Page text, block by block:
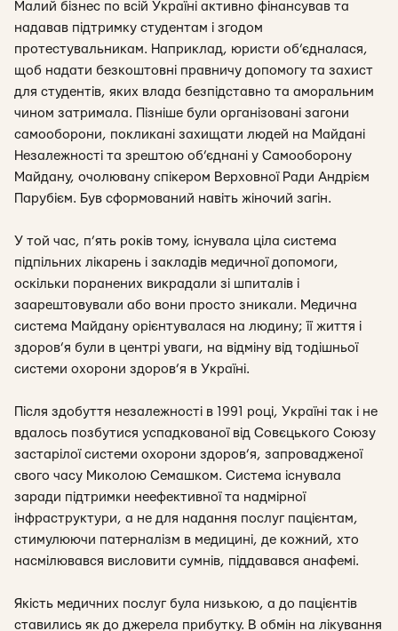
Малий бізнес по всій Україні активно фінансував та
надавав підтримку студентам і згодом
протестувальникам. Наприклад, юристи об’єдналася,
щоб надати безкоштовні правничу допомогу та захист
для студентів, яких влада безпідставно та аморальним
чином затримала. Пізніше були організовані загони
самооборони, покликані захищати людей на Майдані
Незалежності та зрештою об’єднані у Самооборону
Майдану, очолювану спікером Верховної Ради Андрієм
Парубієм. Був сформований навіть жіночий загін.
У той час, п’ять років тому, існувала ціла система
підпільних лікарень і закладів медичної допомоги,
оскільки поранених викрадали зі шпиталів і
заарештовували або вони просто зникали. Медична
система Майдану орієнтувалася на людину; її життя і
здоров’я були в центрі уваги, на відміну від тодішньої
системи охорони здоров’я в Україні.
Після здобуття незалежності в 1991 році, Україні так і не
вдалось позбутися успадкованої від Совєцького Союзу
застарілої системи охорони здоров’я, запровадженої
свого часу Миколою Семашком. Система існувала
заради підтримки неефективної та надмірної
інфраструктури, а не для надання послуг пацієнтам,
стимулюючи патерналізм в медицині, де кожний, хто
насмілювався висловити сумнів, піддавався анафемі.
Якість медичних послуг була низькою, а до пацієнтів
ставились як до джерела прибутку. В обмін на лікування